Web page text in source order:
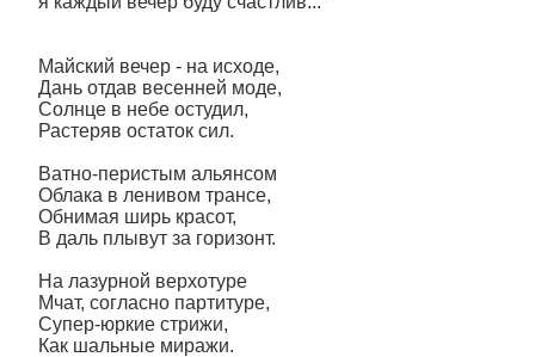
Майский вечер - на исходе,
Дань отдав весенней моде,
Солнце в небе остудил,
Растеряв остаток сил.
Ватно-перистым альянсом
Облака в ленивом трансе,
Обнимая ширь красот,
В даль плывут за горизонт.
На лазурной верхотуре
Мчат, согласно партитуре,
Супер-юркие стрижи,
Как шальные миражи.